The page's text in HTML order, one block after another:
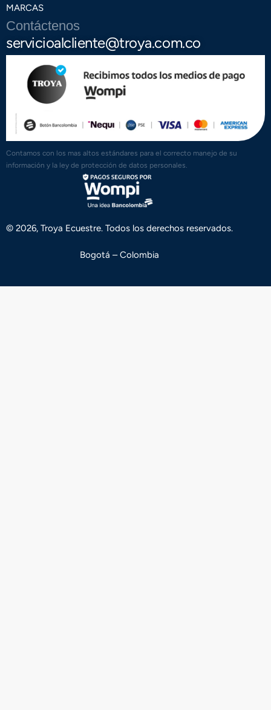
MARCAS
Contáctenos
servicioalcliente@troya.com.co
Contamos con los mas altos estándares para el correcto manejo de su
información y la ley de protección de datos personales.
© 2026, Troya Ecuestre. Todos los derechos reservados.
Bogotá – Colombia